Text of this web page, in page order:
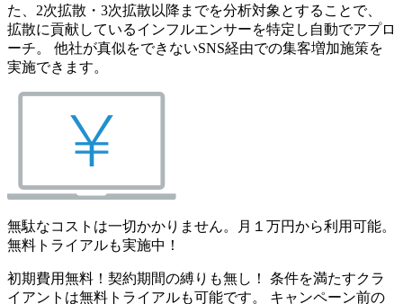
た、2次拡散・3次拡散以降までを分析対象とすることで、
拡散に貢献しているインフルエンサーを特定し自動でアプロ
ーチ。 他社が真似をできないSNS経由での集客増加施策を
実施できます。
無駄なコストは一切かかりません。月１万円から利用可能。
無料トライアルも実施中！
初期費用無料！契約期間の縛りも無し！ 条件を満たすクラ
イアントは無料トライアルも可能です。 キャンペーン前の